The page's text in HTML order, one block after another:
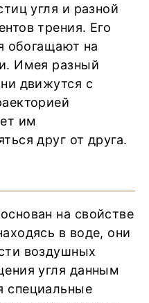
угля и разной
трения. Его
обогащают на
Имея разный
движутся с
им
друг от друга.
на свойстве
в воде, они
воздушных
угля данным
специальные